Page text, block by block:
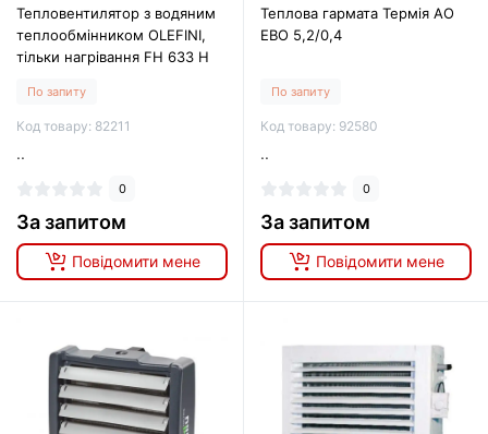
Тепловентилятор з водяним
теплообмінником OLEFINI,
тільки нагрівання FH 633 H
По запиту
Код товару: 82211
..
0
За запитом
Повідомити мене
Теплова гармата Термія АО
ЕВО 5,2/0,4
По запиту
Код товару: 92580
..
0
За запитом
Повідомити мене